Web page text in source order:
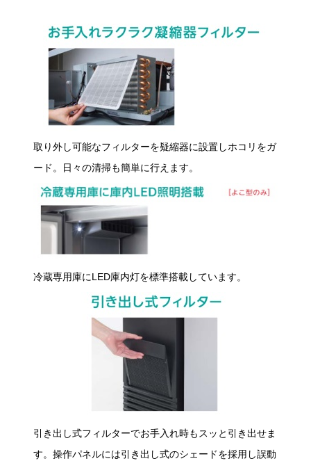
取り外し可能なフィルターを疑縮器に設置しホコリをガ
ード。日々の清掃も簡単に行えます。
冷蔵専用庫にLED庫内灯を標準搭載しています。
引き出し式フィルターでお手入れ時もスッと引き出せま
す。操作パネルには引き出し式のシェードを採用し誤動